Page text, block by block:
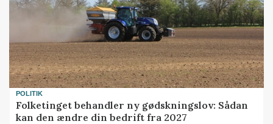
POLITIK
Folketinget behandler ny gødskningslov: Sådan
kan den ændre din bedrift fra 2027